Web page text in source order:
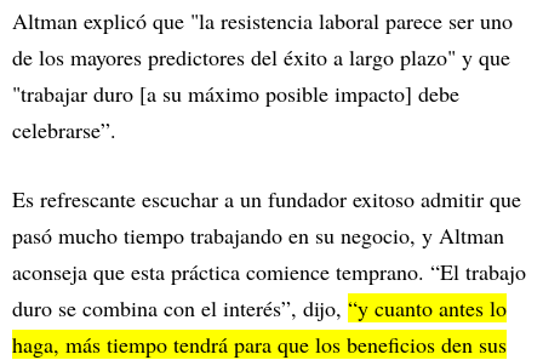
Altman explicó que "la resistencia laboral parece ser uno
de los mayores predictores del éxito a largo plazo" y que
"trabajar duro [a su máximo posible impacto] debe
celebrarse”.
Es refrescante escuchar a un fundador exitoso admitir que
pasó mucho tiempo trabajando en su negocio, y Altman
aconseja que esta práctica comience temprano. “El trabajo
duro se combina con el interés”, dijo, “y cuanto antes lo
haga, más tiempo tendrá para que los beneficios den sus